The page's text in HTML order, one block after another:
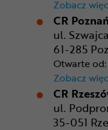
Zobacz
CR
ul.
61-285
Otwarte
Zobacz
CR
ul.
35-051